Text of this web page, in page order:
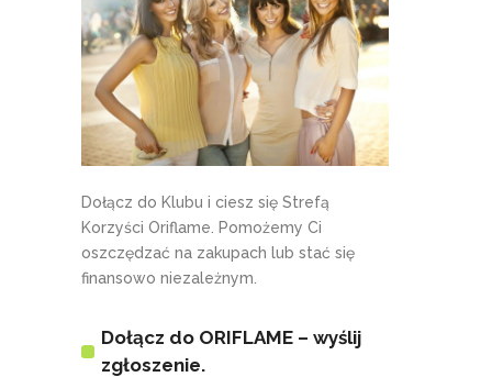
Dołącz do Klubu i ciesz się Strefą
Korzyści Oriflame. Pomożemy Ci
oszczędzać na zakupach lub stać się
finansowo niezależnym.
Dołącz do ORIFLAME – wyślij
zgłoszenie.